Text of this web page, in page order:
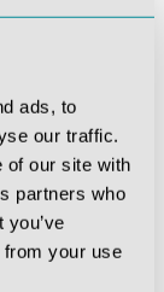
ads, to
our traffic.
of our site with
partners who
from your use
SonoEZ Ultraschalltrainer "Gefäß"